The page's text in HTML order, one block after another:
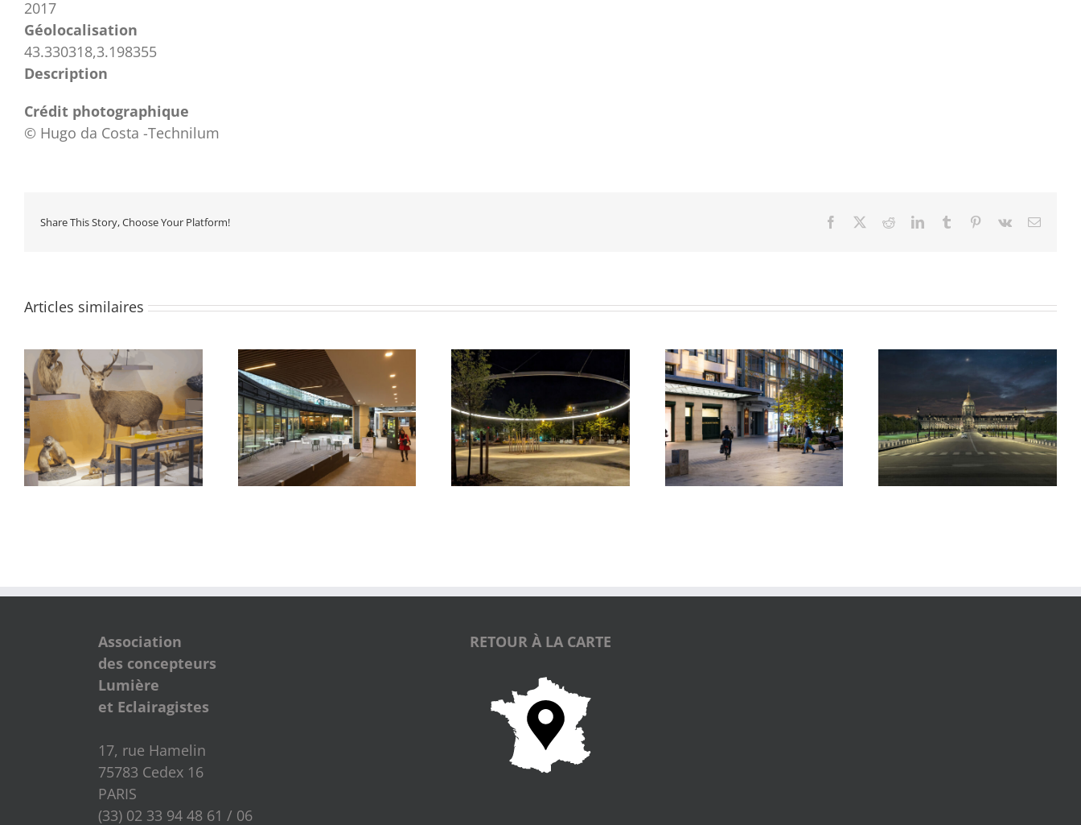
2017
Géolocalisation
43.330318,3.198355
Description
Crédit photographique
© Hugo da Costa -Technilum
Share This Story, Choose Your Platform! Facebook RedditLinkedInTumblr Pinterest
Vk Email
Articles similaires
Abords Oxygen Quartier des Groues
Parvis du Pont Neuf et de La
Samaritaine
Hôtel National des Invalides Museum d’Histoire Naturelle
Association
des concepteurs
Lumière
et Eclairagistes
17, rue Hamelin
75783 Cedex 16
PARIS
(33) 02 33 94 48 61 / 06
RETOUR À LA CARTE